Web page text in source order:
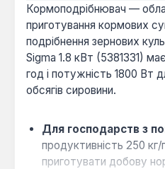
Кормоподрібнювач —
приготування кормових
подрібнення зернових
Sigma 1.8 кВт (5381331)
год і потужність 1800 Вт
обсягів сировини.
Для господарств з
продуктивність 250
приготувати добову